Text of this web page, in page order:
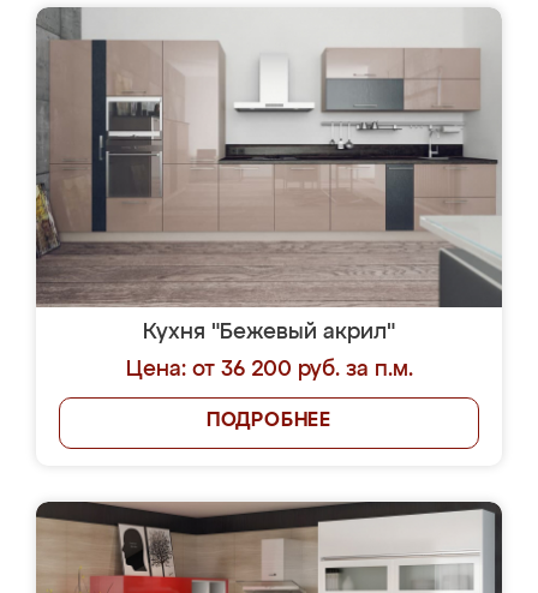
Кухня "Бежевый акрил"
Цена: от 36 200 руб. за п.м.
ПОДРОБНЕЕ